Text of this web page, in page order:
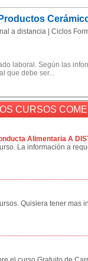
a distancia | Ciclos
laboral. Según las
que debe ser...
CURSOS
Alimentaria A
La información a
Quisiera tener mas